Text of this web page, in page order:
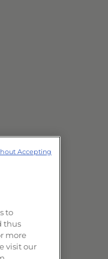
to
thus
more
visit our
Accepting